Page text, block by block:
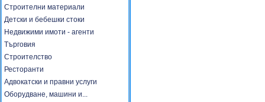
Строителни материали
Детски и бебешки стоки
Недвижими имоти - агенти
Търговия
Строителство
Ресторанти
Адвокатски и правни услуги
Оборудване, машини и...